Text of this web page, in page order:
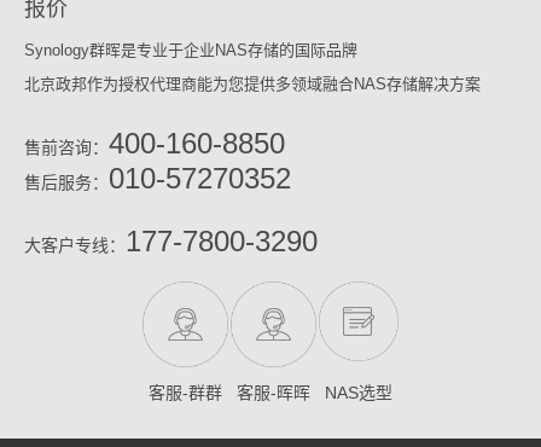
报价
Synology群晖是专业于企业NAS存储的国际品牌
北京政邦作为授权代理商能为您提供多领域融合NAS存储解决方案
售前咨询： 400-160-8850
售后服务： 010-57270352
大客户专线： 177-7800-3290
客服-群群 客服-晖晖 NAS选型